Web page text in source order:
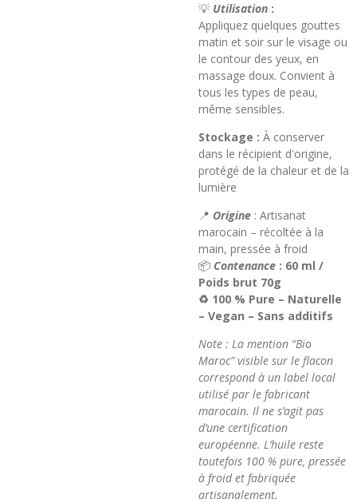
💡 Utilisation :
Appliquez quelques gouttes
matin et soir sur le visage ou
le contour des yeux, en
massage doux. Convient à
tous les types de peau,
même sensibles.
Stockage : À conserver
dans le récipient d'origine,
protégé de la chaleur et de la
lumière
📍 Origine : Artisanat
marocain – récoltée à la
main, pressée à froid
📦 Contenance : 60 ml /
Poids brut 70g
♻️ 100 % Pure – Naturelle
– Vegan – Sans additifs
Note : La mention “Bio
Maroc” visible sur le flacon
correspond à un label local
utilisé par le fabricant
marocain. Il ne s’agit pas
d’une certification
européenne. L’huile reste
toutefois 100 % pure, pressée
à froid et fabriquée
artisanalement.